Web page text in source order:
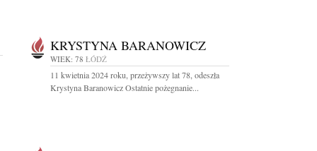
KRYSTYNA BARANOWICZ
WIEK: 78 ŁÓDŹ
11 kwietnia 2024 roku, przeżywszy lat 78, odeszła
Krystyna Baranowicz Ostatnie pożegnanie...